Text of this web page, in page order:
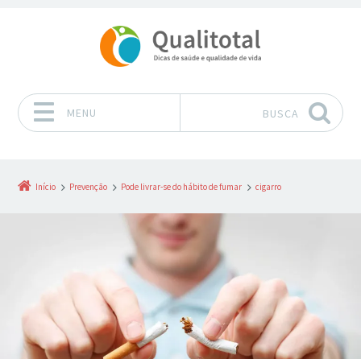
MENU BUSCA
Início Prevenção Pode livrar-se do hábito de fumar cigarro